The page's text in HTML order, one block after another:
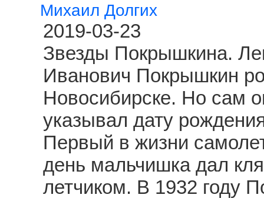
Михаил Долгих
2019-03-23
Звезды Покрышкина.
Иванович Покрышкин
Новосибирске. Но сам
указывал дату
Первый в жизни
день мальчишка дал
летчиком. В 1932 году